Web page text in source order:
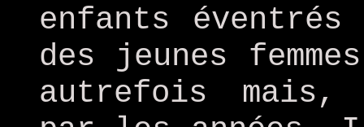
enfants
des jeunes
autrefois mais,